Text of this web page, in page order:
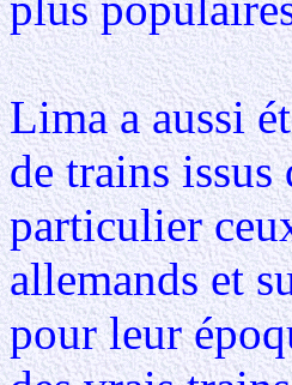
Lima a aussi
de trains issus
particulier
allemands et
pour leur